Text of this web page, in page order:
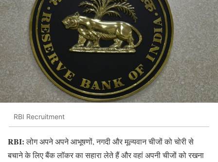
RBI Recruitment
RBI:लोग अपने अपने आभूषणों, नगदी और मूल्यवान चीजों को चोरी से
बचाने के लिए बैंक लॉकर का सहारा लेते हैं और वहां अपनी चीजों को रखना